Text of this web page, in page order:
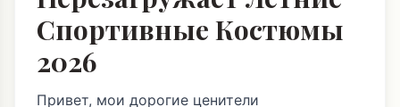
Спортивные Костюмы
2026
Привет, мои дорогие ценители